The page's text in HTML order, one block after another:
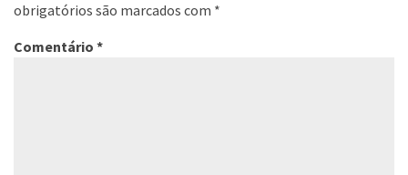
obrigatórios são marcados com *
Comentário *